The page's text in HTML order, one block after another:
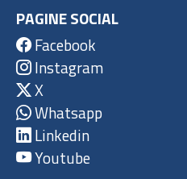
PAGINE SOCIAL
Facebook
Instagram
X
Whatsapp
Linkedin
Youtube